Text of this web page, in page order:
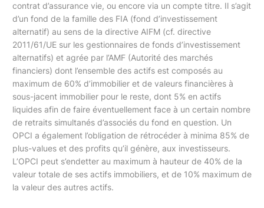
contrat d’assurance vie, ou encore via un compte titre. Il s’agit
d’un fond de la famille des FIA (fond d’investissement
alternatif) au sens de la directive AIFM (cf. directive
2011/61/UE sur les gestionnaires de fonds d’investissement
alternatifs) et agrée par l’AMF (Autorité des marchés
financiers) dont l’ensemble des actifs est composés au
maximum de 60% d’immobilier et de valeurs financières à
sous-jacent immobilier pour le reste, dont 5% en actifs
liquides afin de faire éventuellement face à un certain nombre
de retraits simultanés d’associés du fond en question. Un
OPCI a également l’obligation de rétrocéder à minima 85% de
plus-values et des profits qu’il génère, aux investisseurs.
L’OPCI peut s’endetter au maximum à hauteur de 40% de la
valeur totale de ses actifs immobiliers, et de 10% maximum de
la valeur des autres actifs.